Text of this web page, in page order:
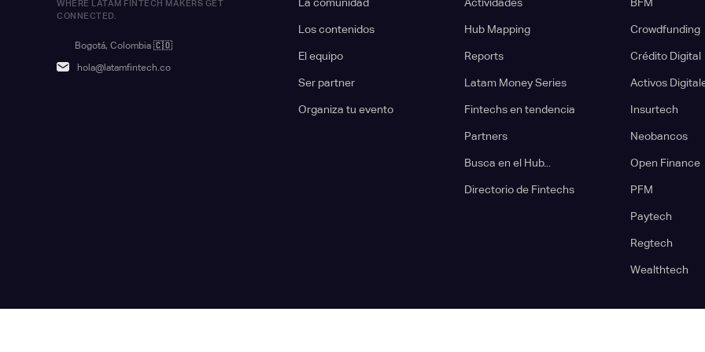
WHERE LATAM FINTECH MAKERS GET
CONNECTED.
Bogotá, Colombia 🇨🇴
hola@latamfintech.co
Los contenidos
El equipo
Ser partner
Organiza tu evento
Hub Mapping
Reports
Latam Money Series
Fintechs en tendencia
Partners
Busca en el Hub...
Directorio de Fintechs
Crowdfunding
Crédito Digital
Activos
Insurtech
Neobancos
Open Finance
PFM
Paytech
Regtech
Wealthtech